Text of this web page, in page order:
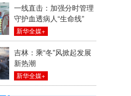
一线直击：加强分时管理
守护血透病人“生命线”
新华全媒+
吉林：乘“冬”风掀起发展
新热潮
新华全媒+